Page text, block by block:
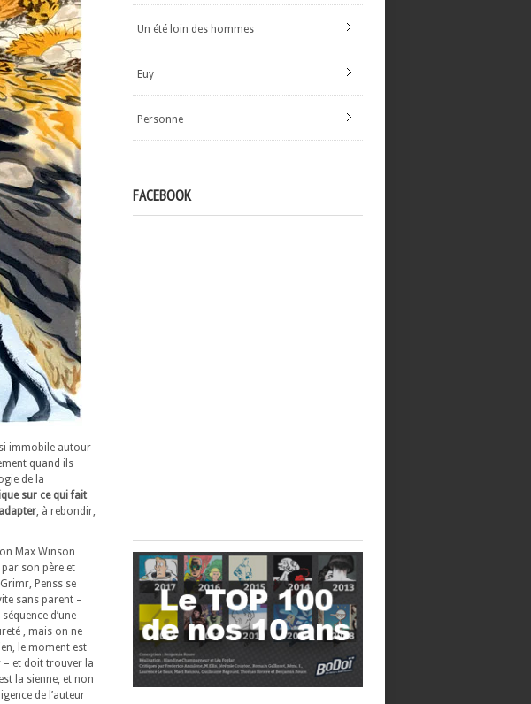
immobile autour
quand ils
de la
sur ce qui fait
, à rebondir,
Max Winson
son père et
Penss se
sans parent –
d’une
, mais on ne
le moment est
– et doit trouver la
la sienne, et non
de l’auteur
Un été loin des hommes
Euy
Personne
FACEBOOK